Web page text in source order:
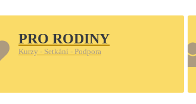
PRO RODINY
Kurzy - Setkání - Podpora